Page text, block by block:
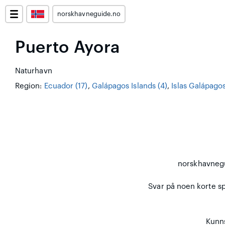
norskhavneguide.no
Puerto Ayora
Naturhavn
Region: Ecuador (17) , Galápagos Islands (4), Islas
Svar på noen korte